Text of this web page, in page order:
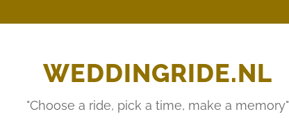
WEDDINGRIDE.NL
"Choose a ride, pick a time, make a memory"